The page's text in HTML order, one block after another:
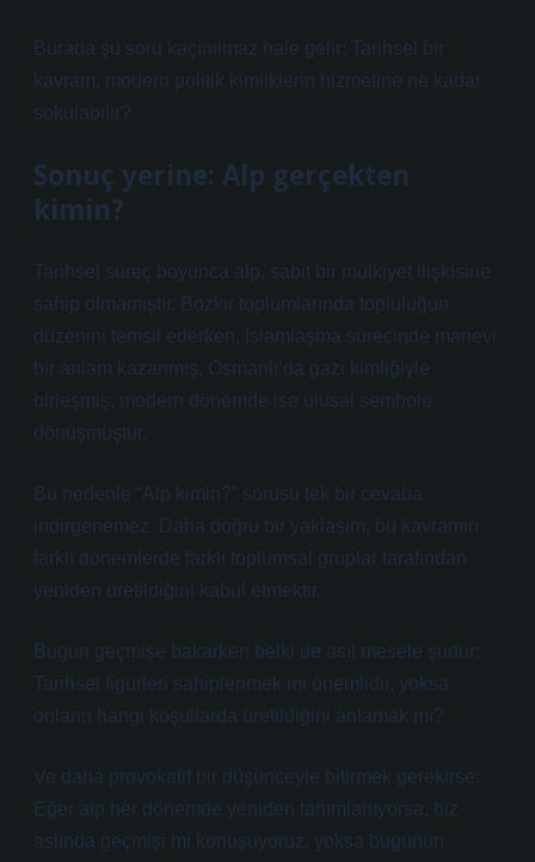
Burada şu soru kaçınılmaz hale gelir: Tarihsel bir
kavram, modern politik kimliklerin hizmetine ne kadar
sokulabilir?
Sonuç yerine: Alp gerçekten
kimin?
Tarihsel süreç boyunca alp, sabit bir mülkiyet ilişkisine
sahip olmamıştır. Bozkır toplumlarında topluluğun
düzenini temsil ederken, İslamlaşma sürecinde manevi
bir anlam kazanmış, Osmanlı’da gazi kimliğiyle
birleşmiş, modern dönemde ise ulusal sembole
dönüşmüştür.
Bu nedenle “Alp kimin?” sorusu tek bir cevaba
indirgenemez. Daha doğru bir yaklaşım, bu kavramın
farklı dönemlerde farklı toplumsal gruplar tarafından
yeniden üretildiğini kabul etmektir.
Bugün geçmişe bakarken belki de asıl mesele şudur:
Tarihsel figürleri sahiplenmek mi önemlidir, yoksa
onların hangi koşullarda üretildiğini anlamak mı?
Ve daha provokatif bir düşünceyle bitirmek gerekirse:
Eğer alp her dönemde yeniden tanımlanıyorsa, biz
aslında geçmişi mi konuşuyoruz, yoksa bugünün